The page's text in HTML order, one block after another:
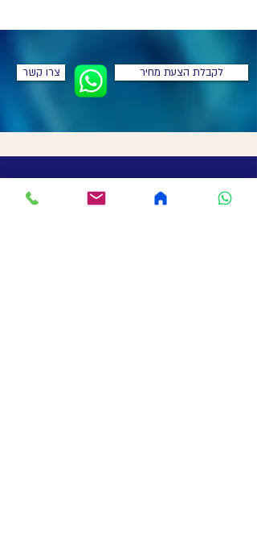
צרו קשר לקבלת הצעת מחיר
בדיקת זמינות ללא